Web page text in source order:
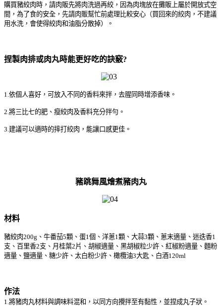
購買豬絞肉時，請肉販先將肉洗過再絞，因為肉塊放在攤販上屬於開放式空
間，為了食的安全，先請肉販幫忙前處理比較安心（買回來的絞肉，不建議
用水洗，會使得絞肉和油脂分散掉）。
捏製肉排或肉丸時能更好吃的訣竅?
1.依個人喜好，可放入不同的香料來拌，去腥同時增添香味。
2.將三比七的肥、瘦絞肉及香料充分拌勻。
3.建議可以適時的摔打絞肉，能讓口感更佳。
豬跳舞風燴煮豬肉丸
材料
豬絞肉200g、牛番茄5顆、蛋1個、洋蔥1顆、大蒜3顆、蔥末適量、迷迭香1
支、百里香2支、月桂葉2片、胡椒適量、黑胡椒粒少許、紅椒粉適量、麵粉
適量、鹽適量、糖少許、太白粉少許、橄欖油3大匙、白酒120ml
作法
1.將豬肉丸材料與調味料混和，以同方向攪拌至有黏性，並捏成丸子狀。